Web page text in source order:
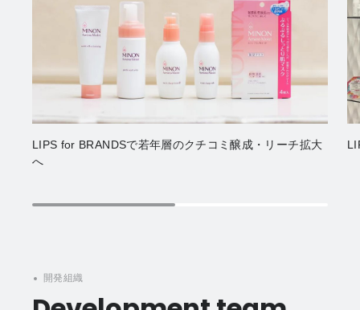
LIPS for BRANDSで若年層のクチコミ醸成・リーチ拡大
へ
開発組織